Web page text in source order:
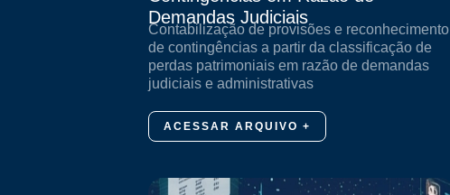
Demandas Judiciais
Contabilização de provisões e reconhecimento
de contingências a partir da classificação de
perdas patrimoniais em razão de demandas
judiciais e administrativas
ACESSAR ARQUIVO +